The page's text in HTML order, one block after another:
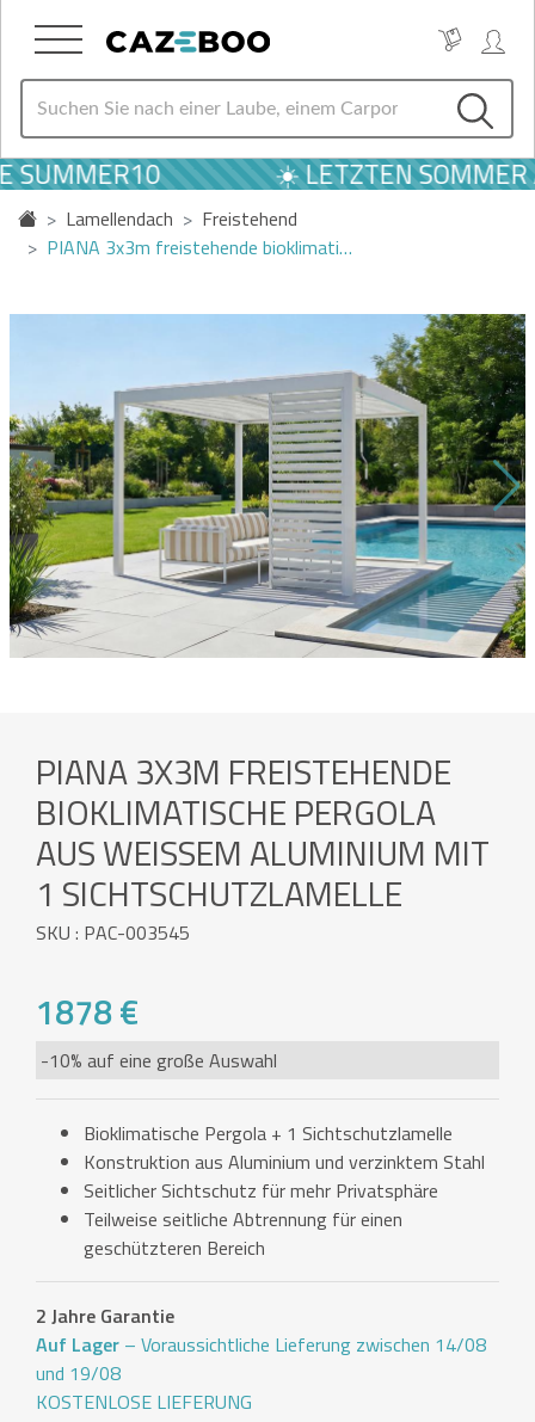
☀️ LETZTEN SOMMER
Lamellendach
Freistehend
PIANA 3x3m freistehende bioklimati…
PIANA 3X3M FREISTEHENDE
BIOKLIMATISCHE PERGOLA
AUS WEISSEM ALUMINIUM MIT 1
SICHTSCHUTZLAMELLE
SKU : PAC-003545
1878 €
-10% auf eine große Auswahl
Bioklimatische Pergola + 1 Sichtschutzlamelle
Konstruktion aus Aluminium und verzinktem Stahl
Seitlicher Sichtschutz für mehr Privatsphäre
Teilweise seitliche Abtrennung für einen
geschützteren Bereich
2 Jahre Garantie
Auf Lager – Voraussichtliche Lieferung zwischen 14/08
und 19/08
KOSTENLOSE LIEFERUNG